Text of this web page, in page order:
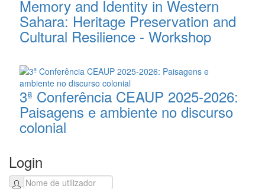
Memory and Identity in Western
Sahara: Heritage Preservation and
Cultural Resilience - Workshop
3ª Conferência CEAUP 2025-2026:
Paisagens e ambiente no discurso
colonial
Login